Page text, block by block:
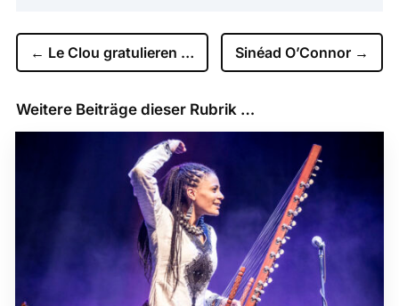
← Le Clou gratulieren … Sinéad O’Connor →
Weitere Beiträge dieser Rubrik …